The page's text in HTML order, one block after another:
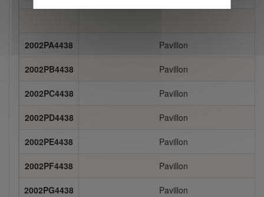
2002PA4438 Pavillon
2002PB4438 Pavillon
2002PC4438 Pavillon
2002PD4438 Pavillon
2002PE4438 Pavillon
2002PF4438 Pavillon
2002PG4438 Pavillon